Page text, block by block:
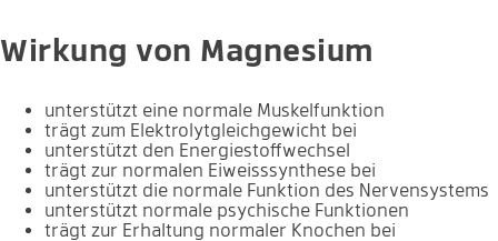
Wirkung von Magnesium
unterstützt eine normale Muskelfunktion
trägt zum Elektrolytgleichgewicht bei
unterstützt den Energiestoffwechsel
trägt zur normalen Eiweisssynthese bei
unterstützt die normale Funktion des Nervensystems
unterstützt normale psychische Funktionen
trägt zur Erhaltung normaler Knochen bei